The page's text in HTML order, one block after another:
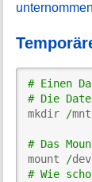
# Einen
# Die
mkdir
/mnt
# Das
mount
/dev
# Wie